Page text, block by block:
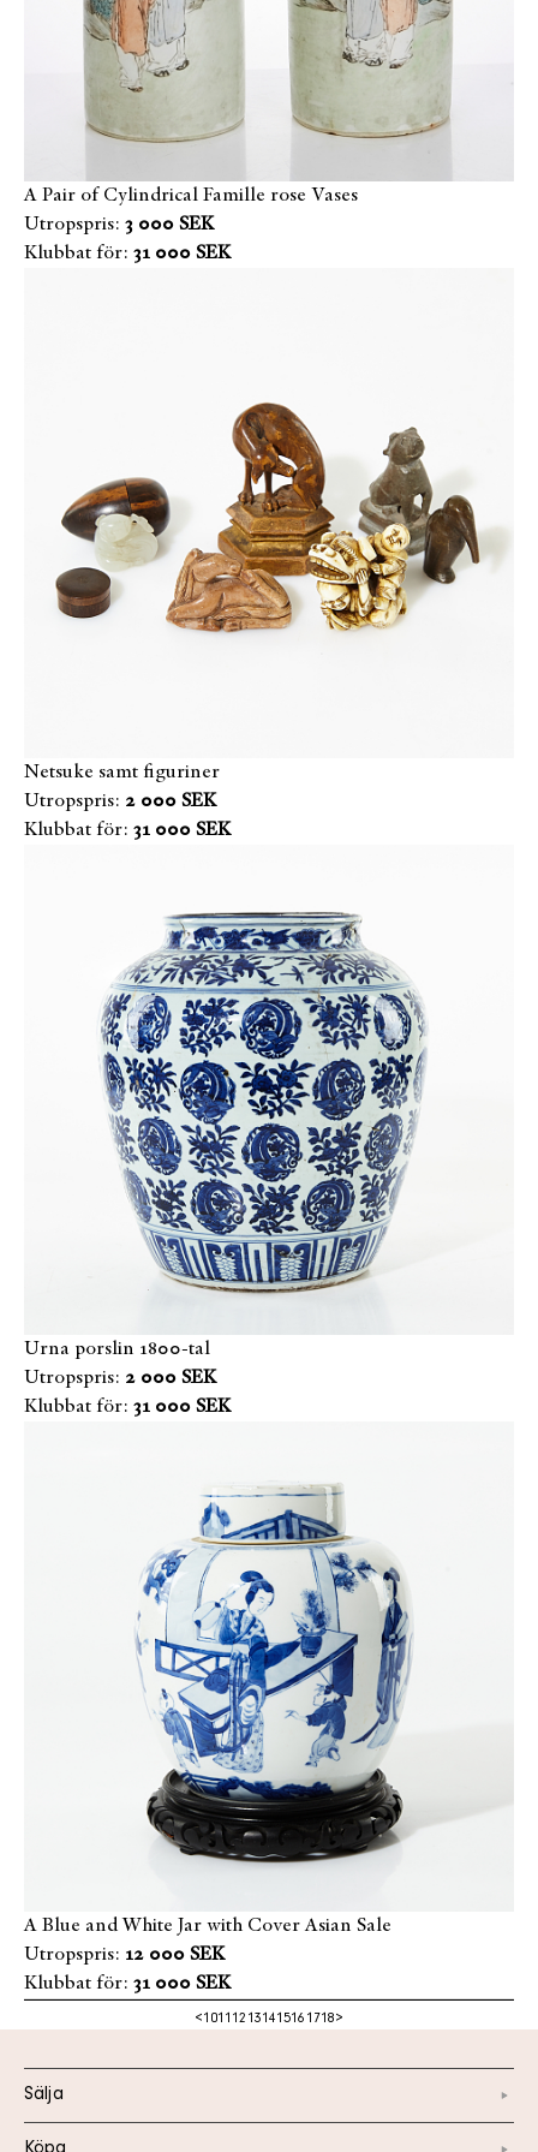
A Pair of Cylindrical Famille rose Vases
Utropspris: 3 000 SEK
Klubbat för: 31 000 SEK
Netsuke samt figuriner
Utropspris: 2 000 SEK
Klubbat för: 31 000 SEK
Urna porslin 1800-tal
Utropspris: 2 000 SEK
Klubbat för: 31 000 SEK
A Blue and White Jar with Cover Asian Sale
Utropspris: 12 000 SEK
Klubbat för: 31 000 SEK
< 10 11 12 13 14 15 16 17 18>
Sälja